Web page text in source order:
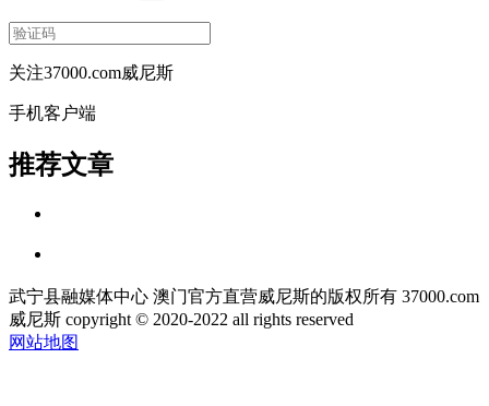
关注37000.com威尼斯
手机客户端
推荐文章
武宁县融媒体中心 澳门官方直营威尼斯的版权所有 37000.com
威尼斯 copyright © 2020-2022 all rights reserved
网站地图